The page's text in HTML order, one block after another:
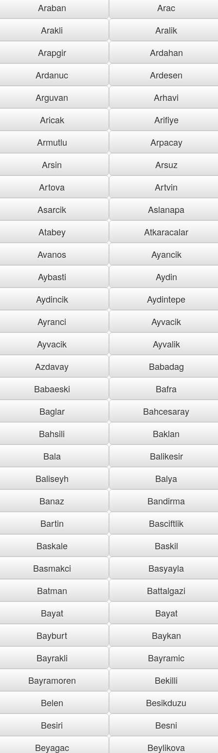
Araban
Arac
Arakli
Aralik
Arapgir
Ardahan
Ardanuc
Ardesen
Arguvan
Arhavi
Aricak
Arifiye
Armutlu
Arpacay
Arsin
Arsuz
Artova
Artvin
Asarcik
Aslanapa
Atabey
Atkaracalar
Avanos
Ayancik
Aybasti
Aydin
Aydincik
Aydintepe
Ayranci
Ayvacik
Ayvacik
Ayvalik
Azdavay
Babadag
Babaeski
Bafra
Baglar
Bahcesaray
Bahsili
Baklan
Bala
Balikesir
Baliseyh
Balya
Banaz
Bandirma
Bartin
Basciftlik
Baskale
Baskil
Basmakci
Basyayla
Batman
Battalgazi
Bayat
Bayat
Bayburt
Baykan
Bayrakli
Bayramic
Bayramoren
Bekilli
Belen
Besikduzu
Besiri
Besni
Beyagac
Beylikova